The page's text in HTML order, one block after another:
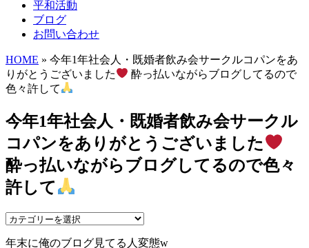
平和活動
ブログ
お問い合わせ
HOME » 今年1年社会人・既婚者飲み会サークルコパンをあ
りがとうございました
酔っ払いながらブログしてるので
色々許して
今年1年社会人・既婚者飲み会サークル
コパンをありがとうございました
酔っ払いながらブログしてるので色々
許して
年末に俺のブログ見てる人変態w